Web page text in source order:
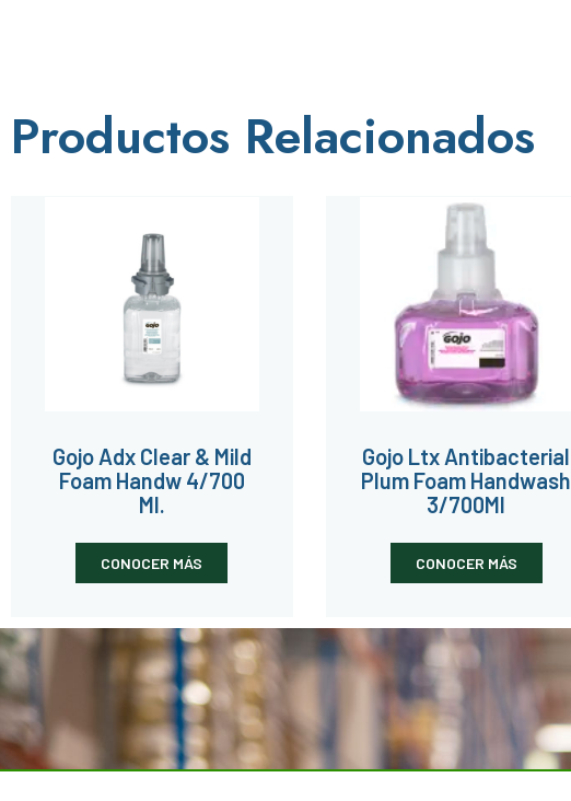
Productos Relacionados
Gojo Adx Clear & Mild
Foam Handw 4/700
Ml.
CONOCER MÁS
Gojo Ltx Antibacterial
Plum Foam Handwash
3/700Ml
CONOCER MÁS